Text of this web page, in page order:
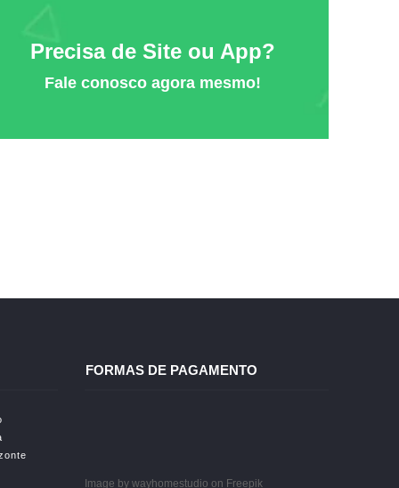
Precisa de Site ou App?
Fale conosco agora mesmo!
FORMAS DE PAGAMENTO
Image by wayhomestudio on Freepik